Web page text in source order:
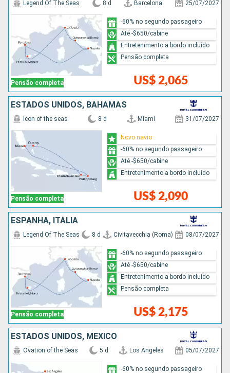
Pensão completa
Legend Of The Seas 8 d Barcelona 25/07/2027
US$ 2,065
-60% no segundo passageiro
Até -$650/cabine
Entretenimento a bordo incluído
Pensão completa
ESTADOS UNIDOS, BAHAMAS
Pensão completa
Icon of the seas 8 d Miami 31/07/2027
US$ 2,090
Novo navio
-60% no segundo passageiro
Até -$650/cabine
Entretenimento a bordo incluído
ESPANHA, ITÁLIA
Pensão completa
Legend Of The Seas 8 d Civitavecchia (Roma) 08/07/2027
US$ 2,175
-60% no segundo passageiro
Até -$650/cabine
Entretenimento a bordo incluído
Pensão completa
ESTADOS UNIDOS, MÉXICO
Ovation of the Seas 5 d Los Angeles 05/07/2027
-60% no segundo passageiro